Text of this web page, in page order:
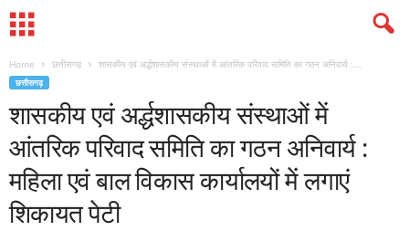
Home छत्तीसगढ़ शासकीय एवं अर्द्धशासकीय संस्थाओं में आंतरिक परिवाद समिति का गठन अनिवार्य :...
छत्तीसगढ़
शासकीय एवं अर्द्धशासकीय संस्थाओं में
आंतरिक परिवाद समिति का गठन अनिवार्य :
महिला एवं बाल विकास कार्यालयों में लगाएं
शिकायत पेटी